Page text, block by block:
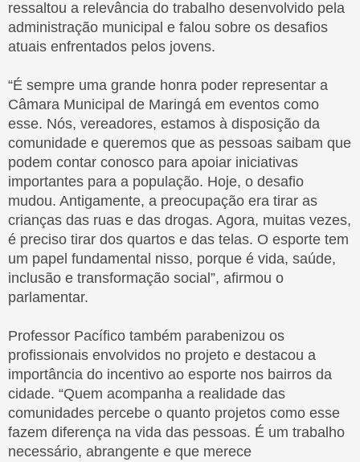
LICITAÇÕES
TV CÂMARA AO
VIVO
INFORMAÇÕES
INSTITUCIONAIS
CONHEÇA A
CÂMARA
ESCOLA
LEGISLATIVA
PROCURADORIA
DA MULHER
LEGISLAÇÃO
MUNICIPAL
RELATÓRIOS
LEGISLATIVOS
ressaltou a relevância do trabalho desenvolvido pela
administração municipal e falou sobre os desafios
atuais enfrentados pelos jovens.
“É sempre uma grande honra poder representar a
Câmara Municipal de Maringá em eventos como
esse. Nós, vereadores, estamos à disposição da
comunidade e queremos que as pessoas saibam que
podem contar conosco para apoiar iniciativas
importantes para a população. Hoje, o desafio
mudou. Antigamente, a preocupação era tirar as
crianças das ruas e das drogas. Agora, muitas vezes,
é preciso tirar dos quartos e das telas. O esporte tem
um papel fundamental nisso, porque é vida, saúde,
inclusão e transformação social”, afirmou o
parlamentar.
Professor Pacífico também parabenizou os
profissionais envolvidos no projeto e destacou a
importância do incentivo ao esporte nos bairros da
cidade. “Quem acompanha a realidade das
comunidades percebe o quanto projetos como esse
fazem diferença na vida das pessoas. É um trabalho
necessário, abrangente e que merece